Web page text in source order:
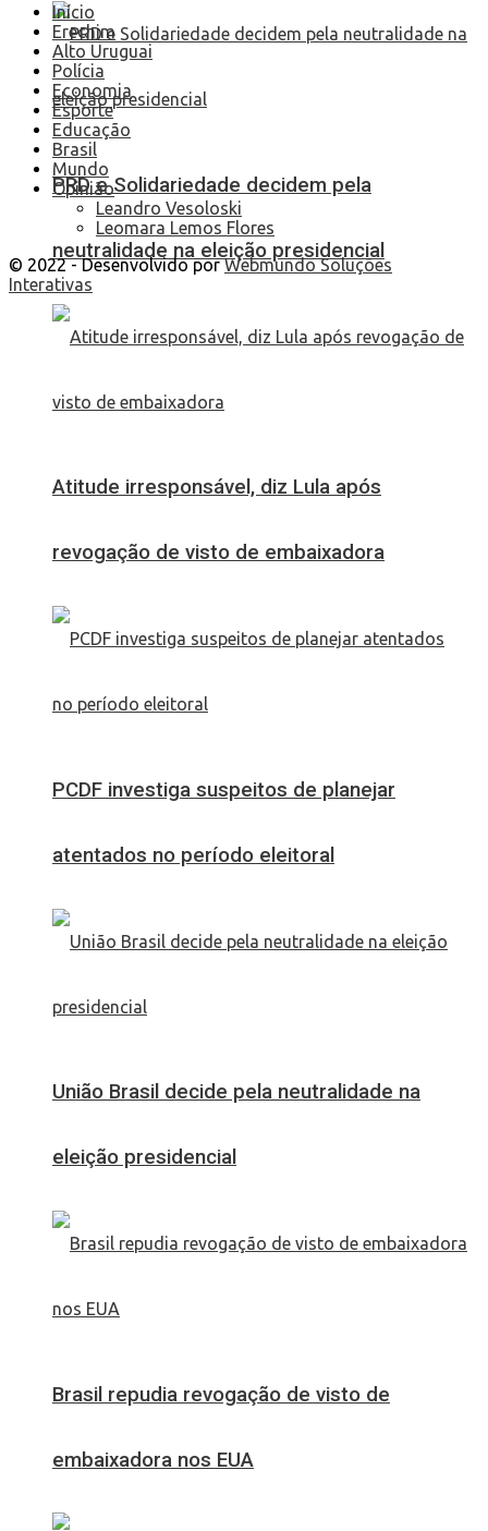
PRD e Solidariedade decidem pela
neutralidade na eleição presidencial
Atitude irresponsável, diz Lula após
revogação de visto de embaixadora
PCDF investiga suspeitos de planejar
atentados no período eleitoral
União Brasil decide pela neutralidade na
eleição presidencial
Brasil repudia revogação de visto de
embaixadora nos EUA
Início
Erechim
Alto Uruguai
Polícia
Economia
Esporte
Educação
Brasil
Mundo
Opinião
Leandro Vesoloski
Leomara Lemos Flores
© 2022 - Desenvolvido porWebmundo Soluções
Interativas